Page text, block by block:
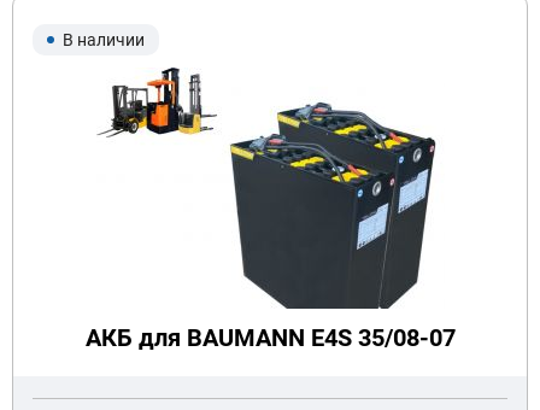
В наличии
АКБ для BAUMANN E4S 35/08-07